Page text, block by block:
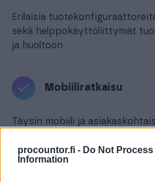
procountor.fi - Do Not Process
Information
Erilaisia
sekä helppokäyttöliittymät
ja huoltoon
Mobiiliratkaisu
Täysin mobiili ja